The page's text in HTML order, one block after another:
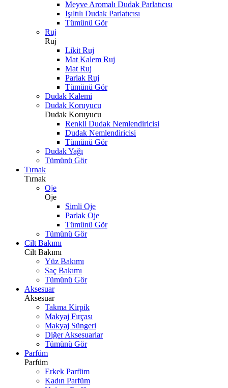
Meyve Aromalı Dudak Parlatıcısı
Işıltılı Dudak Parlatıcısı
Tümünü Gör
Ruj
Ruj
Likit Ruj
Mat Kalem Ruj
Mat Ruj
Parlak Ruj
Tümünü Gör
Dudak Kalemi
Dudak Koruyucu
Dudak Koruyucu
Renkli Dudak Nemlendiricisi
Dudak Nemlendiricisi
Tümünü Gör
Dudak Yağı
Tümünü Gör
Tırnak
Tırnak
Oje
Oje
Simli Oje
Parlak Oje
Tümünü Gör
Tümünü Gör
Cilt Bakımı
Cilt Bakımı
Yüz Bakımı
Saç Bakımı
Tümünü Gör
Aksesuar
Aksesuar
Takma Kirpik
Makyaj Fırçası
Makyaj Süngeri
Diğer Aksesuarlar
Tümünü Gör
Parfüm
Parfüm
Erkek Parfüm
Kadın Parfüm